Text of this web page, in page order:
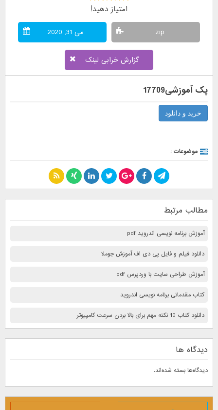
امتیاز دهید!
zip می 31, 2020
گزارش خرابی لینک
پک آموزشی17709
خرید و دانلود
موضوعات :
مطالب مرتبط
آموزش برنامه نویسی اندروید pdf
دانلود فیلم و فایل پی دی اف آموزش جوملا
آموزش طراحی سایت با وردپرس pdf
کتاب مقدماتی برنامه نویسی اندروید
دانلود کتاب 10 نكته مهم برای بالا بردن سرعت كامپيوتر
دیدگاه ها
دیدگاه‌ها بسته شده‌اند.